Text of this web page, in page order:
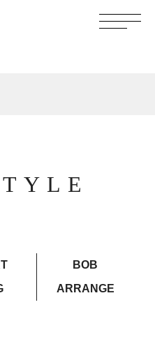
BOB
ARRANGE